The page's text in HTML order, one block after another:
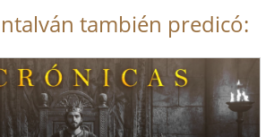
también predicó: